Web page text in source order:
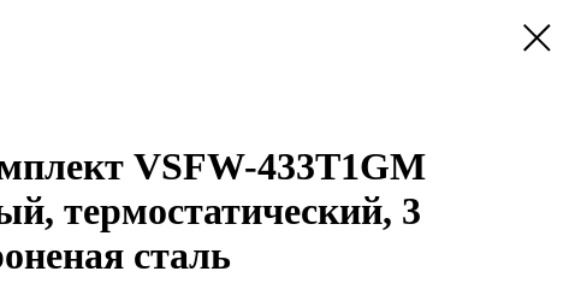
VSFW-433T1GM
термостатический, 3
сталь